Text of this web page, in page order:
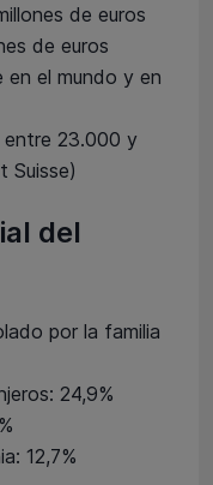
de euros
de euros
en el mundo y en
entre 23.000 y
Suisse)
del
por la familia
24,9%
12,7%